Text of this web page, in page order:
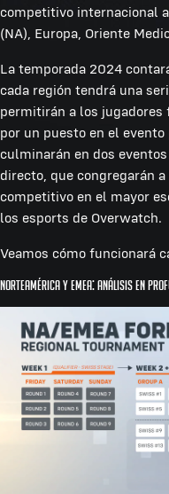
competitivo internacional
(NA), Europa, Oriente
La temporada 2024
cada región tendrá una
permitirán a los
por un puesto en el
culminarán en dos
directo, que congregarán
competitivo en el mayor
los esports de Overwatch.
Veamos cómo funcionará
Norteamérica y EMEA: Análisis en